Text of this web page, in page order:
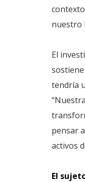
nuestro
El
tendría
pensar
activos
El